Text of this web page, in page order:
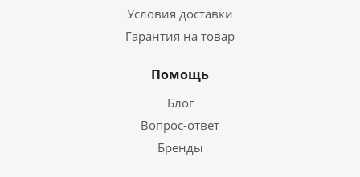
Условия доставки
Гарантия на товар
Помощь
Блог
Вопрос-ответ
Бренды